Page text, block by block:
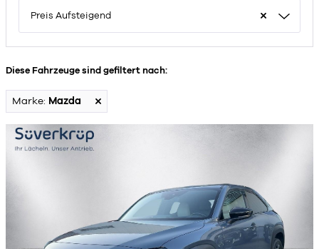
Preis Aufsteigend
Diese Fahrzeuge sind gefiltert nach:
Marke: Mazda